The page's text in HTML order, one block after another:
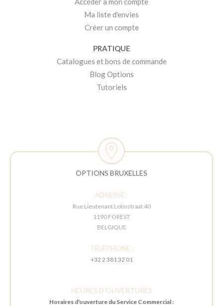
Ma liste d'envies
Créer un compte
PRATIQUE
Catalogues et bons de commande
Blog Options
Tutoriels
OPTIONS BRUXELLES
ADRESSE :
Rue Lieutenant Lotinstraat 40
1190 FOREST
BELGIQUE
TÉLÉPHONE :
+32 2 381 32 01
HEURES D'OUVERTURES
Horaires d'ouverture du Service Commercial :